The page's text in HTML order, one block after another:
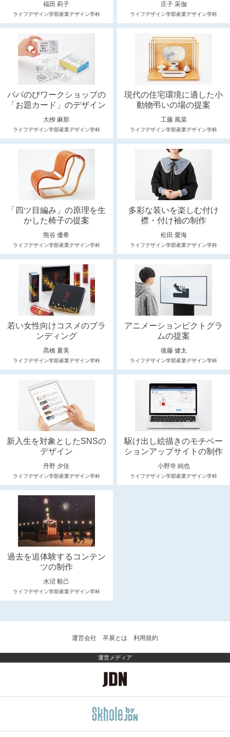
福田 莉子
ライフデザイン学部産業デザイン学科
庄子 采伽
ライフデザイン学部産業デザイン学科
パパのびワークショップの
「お題カード」のデザイン
大栁 麻那
ライフデザイン学部産業デザイン学科
現代の住宅環境に適した小
動物弔いの場の提案
工藤 風菜
ライフデザイン学部産業デザイン学科
「四ツ目編み」の原理を生
かした椅子の提案
熊谷 優希
ライフデザイン学部産業デザイン学科
多彩な装いを楽しむ付け
襟・付け袖の制作
松田 愛海
ライフデザイン学部産業デザイン学科
若い女性向けコスメのブラ
ンディング
髙橋 夏美
ライフデザイン学部産業デザイン学科
アニメーションピクトグラ
ムの提案
後藤 健太
ライフデザイン学部産業デザイン学科
新入生を対象としたSNSの
デザイン
丹野 夕佳
ライフデザイン学部産業デザイン学科
駆け出し絵描きのモチベー
ションアップサイトの制作
小野寺 純也
ライフデザイン学部産業デザイン学科
過去を追体験するコンテン
ツの制作
水沼 毅己
ライフデザイン学部産業デザイン学科
運営会社 卒展とは 利用規約
運営メディア